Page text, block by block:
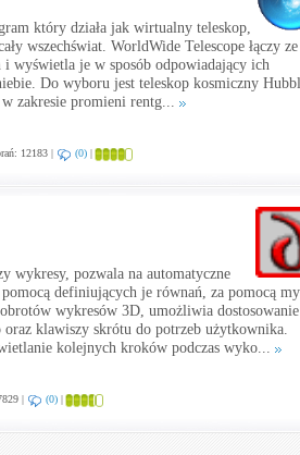
który działa jak wirtualny teleskop,
wszechświat. WorldWide Telescope łączy ze
i wyświetla je w sposób odpowiadający ich
Do wyboru jest teleskop kosmiczny
zakresie promieni rentg...
12183 | (0) |
wykresy, pozwala na automatyczne
definiujących je równań, za pomocą
wykresów 3D, umożliwia dostosowanie
oraz klawiszy skrótu do potrzeb użytkownika.
kolejnych kroków podczas wyko...
| (0) |